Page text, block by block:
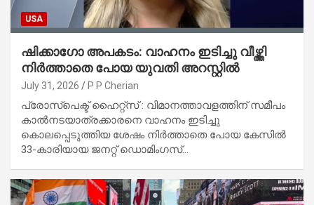
USA
ഷിക്കാഗോ അപകടം: വാഹനം ഇടിച്ചു വീഴ്ത്തി
നിർത്താതെ പോയ യുവതി അറസ്റ്റിൽ
July 31, 2026 P P Cherian
പ്രോസ്പെക്ട് ഹൈറ്റ്സ് : വിമാനത്താവളത്തിന് സമീപം
കാൽനടയാത്രക്കാരനെ വാഹനം ഇടിച്ചു
കൊലപ്പെടുത്തിയ ശേഷം നിർത്താതെ പോയ കേസിൽ
33-കാരിയായ ജനറ്റ് ഡൊമിംഗസ്…